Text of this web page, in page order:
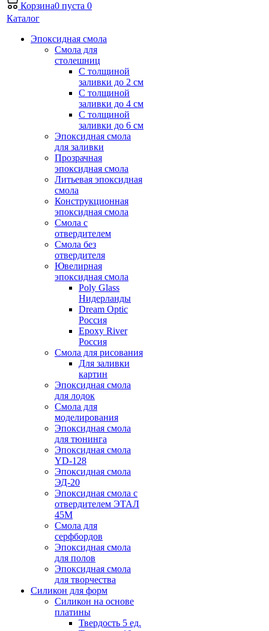
Корзина0 пуста 0
Каталог
Эпоксидная смола
Смола для
столешниц
С толщиной
заливки до 2 см
С толщиной
заливки до 4 см
С толщиной
заливки до 6 см
Эпоксидная смола
для заливки
Прозрачная
эпоксидная смола
Литьевая эпоксидная
смола
Конструкционная
эпоксидная смола
Смола с
отвердителем
Смола без
отвердителя
Ювелирная
эпоксидная смола
Poly Glass
Нидерланды
Dream Optic
Россия
Epoxy River
Россия
Смола для рисования
Для заливки
картин
Эпоксидная смола
для лодок
Смола для
моделирования
Эпоксидная смола
для тюнинга
Эпоксидная смола
YD-128
Эпоксидная смола
ЭД-20
Эпоксидная смола с
отвердителем ЭТАЛ
45М
Смола для
серфбордов
Эпоксидная смола
для полов
Эпоксидная смола
для творчества
Силикон для форм
Силикон на основе
платины
Твердость 5 ед.